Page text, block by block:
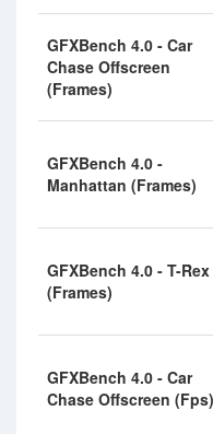
GFXBench 4.0 - Car
Chase Offscreen
(Frames)
GFXBench 4.0 -
Manhattan (Frames)
GFXBench 4.0 - T-Rex
(Frames)
GFXBench 4.0 - Car
Chase Offscreen (Fps)